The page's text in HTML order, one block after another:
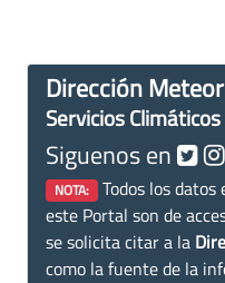
Dirección
Servicios Climáticos
Siguenos en
NOTA: Todos los datos
este Portal son de
se solicita citar a la
como la fuente de la